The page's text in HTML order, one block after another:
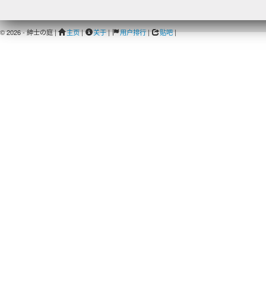
© 2026 - 紳士の庭 | 主页| 关于| 用户排行| 贴吧|